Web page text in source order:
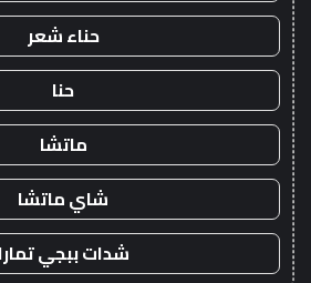
حناء شعر
حنا
ماتشا
شاي ماتشا
شدات ببجي تمارا